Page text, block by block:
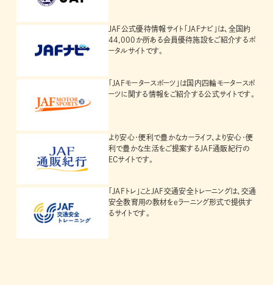
JAF公式優待情報サイト「JAFナビ」は、全国約
44,000か所ある会員優待施設をご紹介するポ
ータルサイトです。
「JAFモータースポーツ」は国内四輪モータースポ
ーツに関する情報をご紹介する公式サイトです。
より安心・便利で豊かなカーライフ、より安心・便
利で豊かな生活をご提案するJAF通販紀行の
ECサイトです。
「JAFトレ」ことJAF交通安全トレーニングは、交通
安全教育用の教材をeラーニング形式で提供す
るサイトです。